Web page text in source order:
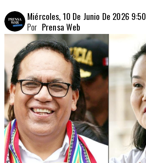
Miércoles, 10 De Junio De 2026 9:50
Prensa Web
Por